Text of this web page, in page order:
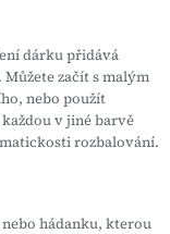
dárku přidává
začít s malým
nebo použít
v jiné barvě
rozbalování.
hádanku, kterou